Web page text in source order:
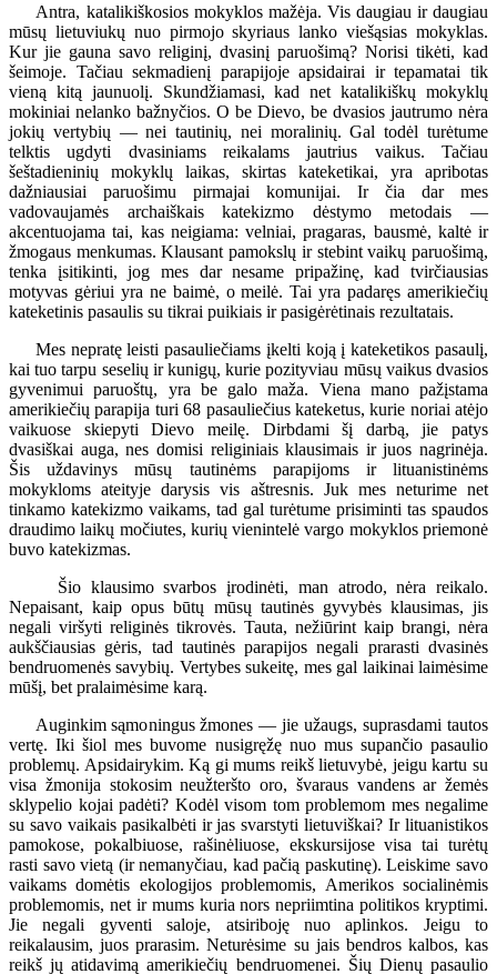
Antra, katalikiškosios mokyklos mažėja. Vis daugiau ir daugiau
mūsų lietuviukų nuo pirmojo skyriaus lanko viešąsias mokyklas.
Kur jie gauna savo religinį, dvasinį paruošimą? Norisi tikėti, kad
šeimoje. Tačiau sekmadienį parapijoje apsidairai ir tepamatai tik
vieną kitą jaunuolį. Skundžiamasi, kad net katalikiškų mokyklų
mokiniai nelanko bažnyčios. O be Dievo, be dvasios jautrumo nėra
jokių vertybių — nei tautinių, nei moralinių. Gal todėl turėtume
telktis ugdyti dvasiniams reikalams jautrius vaikus. Tačiau
šeštadieninių mokyklų laikas, skirtas kateketikai, yra apribotas
dažniausiai paruošimu pirmajai komunijai. Ir čia dar mes
vadovaujamės archaiškais katekizmo dėstymo metodais —
akcentuojama tai, kas neigiama: velniai, pragaras, bausmė, kaltė ir
žmogaus menkumas. Klausant pamokslų ir stebint vaikų paruošimą,
tenka įsitikinti, jog mes dar nesame pripažinę, kad tvirčiausias
motyvas gėriui yra ne baimė, o meilė. Tai yra padaręs amerikiečių
kateketinis pasaulis su tikrai puikiais ir pasigėrėtinais rezultatais.
Mes nepratę leisti pasauliečiams įkelti koją į kateketikos pasaulį,
kai tuo tarpu seselių ir kunigų, kurie pozityviau mūsų vaikus dvasios
gyvenimui paruoštų, yra be galo maža. Viena mano pažįstama
amerikiečių parapija turi 68 pasauliečius kateketus, kurie noriai atėjo
vaikuose skiepyti Dievo meilę. Dirbdami šį darbą, jie patys
dvasiškai auga, nes domisi religiniais klausimais ir juos nagrinėja.
Šis uždavinys mūsų tautinėms parapijoms ir lituanistinėms
mokykloms ateityje darysis vis aštresnis. Juk mes neturime net
tinkamo katekizmo vaikams, tad gal turėtume prisiminti tas spaudos
draudimo laikų močiutes, kurių vienintelė vargo mokyklos priemonė
buvo katekizmas.
Šio klausimo svarbos įrodinėti, man atrodo, nėra reikalo.
Nepaisant, kaip opus būtų mūsų tautinės gyvybės klausimas, jis
negali viršyti religinės tikrovės. Tauta, nežiūrint kaip brangi, nėra
aukščiausias gėris, tad tautinės parapijos negali prarasti dvasinės
bendruomenės savybių. Vertybes sukeitę, mes gal laikinai laimėsime
mūšį, bet pralaimėsime karą.
Auginkim sąmoningus žmones — jie užaugs, suprasdami tautos
vertę. Iki šiol mes buvome nusigręžę nuo mus supančio pasaulio
problemų. Apsidairykim. Ką gi mums reikš lietuvybė, jeigu kartu su
visa žmonija stokosim neužteršto oro, švaraus vandens ar žemės
sklypelio kojai padėti? Kodėl visom tom problemom mes negalime
su savo vaikais pasikalbėti ir jas svarstyti lietuviškai? Ir lituanistikos
pamokose, pokalbiuose, rašinėliuose, ekskursijose visa tai turėtų
rasti savo vietą (ir nemanyčiau, kad pačią paskutinę). Leiskime savo
vaikams domėtis ekologijos problemomis, Amerikos socialinėmis
problemomis, net ir mums kuria nors nepriimtina politikos kryptimi.
Jie negali gyventi saloje, atsiriboję nuo aplinkos. Jeigu to
reikalausim, juos prarasim. Neturėsime su jais bendros kalbos, kas
reikš jų atidavimą amerikiečių bendruomenei. Šių Dienų pasaulio